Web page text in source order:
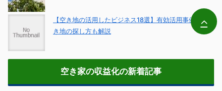
【空き地の活用したビジネス18選】有効活用事例や空
き地の探し方も解説
空き家の収益化の新着記事